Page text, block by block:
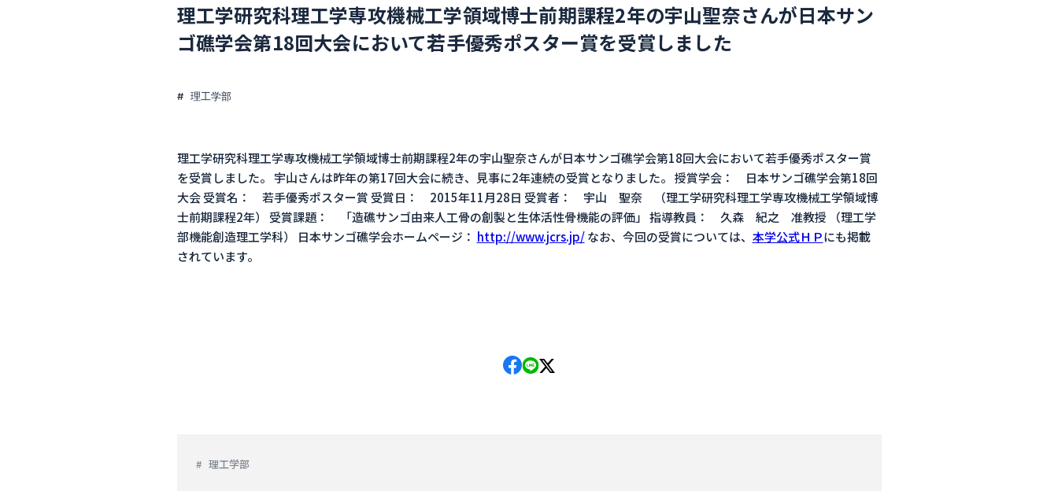
理工学研究科理工学専攻機械工学領域博士前期課程2年の宇山聖奈さんが日本サン
ゴ礁学会第18回大会において若手優秀ポスター賞を受賞しました
理工学部
理工学研究科理工学専攻機械工学領域博士前期課程2年の宇山聖奈さんが日本サンゴ礁学会第18回大会において若手優秀ポスター賞
を受賞しました。 宇山さんは昨年の第17回大会に続き、見事に2年連続の受賞となりました。 授賞学会： 日本サンゴ礁学会第18回
大会 受賞名： 若手優秀ポスター賞 受賞日： 2015年11月28日 受賞者： 宇山 聖奈 （理工学研究科理工学専攻機械工学領域博
士前期課程2年） 受賞課題： 「造礁サンゴ由来人工骨の創製と生体活性骨機能の評価」 指導教員： 久森 紀之 准教授 （理工学
部機能創造理工学科） 日本サンゴ礁学会ホームページ： http://www.jcrs.jp/なお、今回の受賞については、 本学公式ＨＰにも掲載
されています。
理工学部